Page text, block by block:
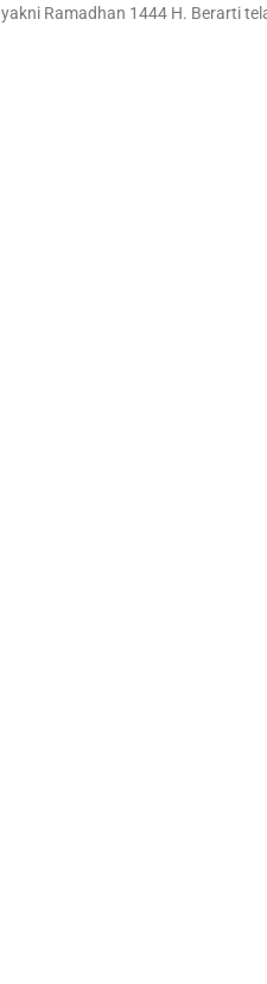
yakni Ramadhan 1444 H. Berarti